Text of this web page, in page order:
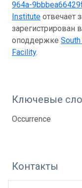
964a-
Institute отвечает
зарегистрирован
оподдержке
Facility.
Ключевые
Occurrence
Контакты